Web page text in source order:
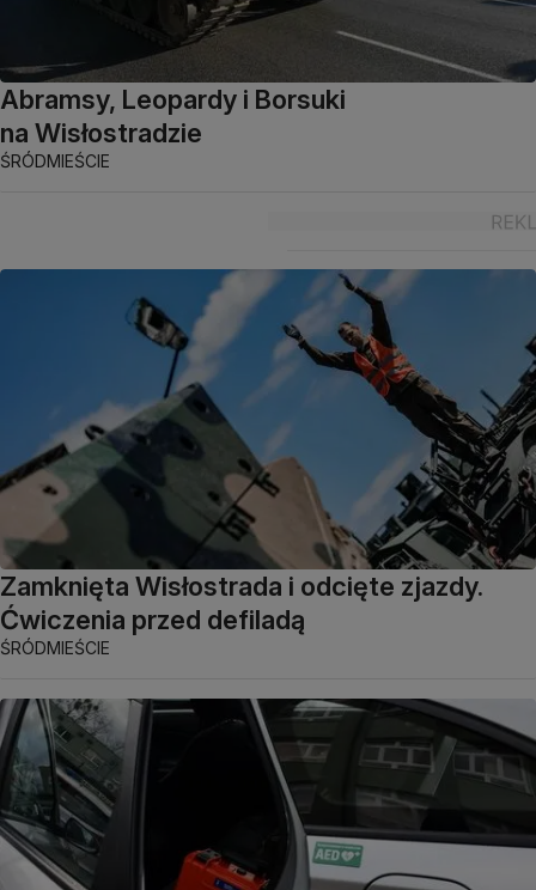
Abramsy, Leopardy i Borsuki
na Wisłostradzie
ŚRÓDMIEŚCIE
Zamknięta Wisłostrada i odcięte zjazdy.
Ćwiczenia przed defiladą
ŚRÓDMIEŚCIE